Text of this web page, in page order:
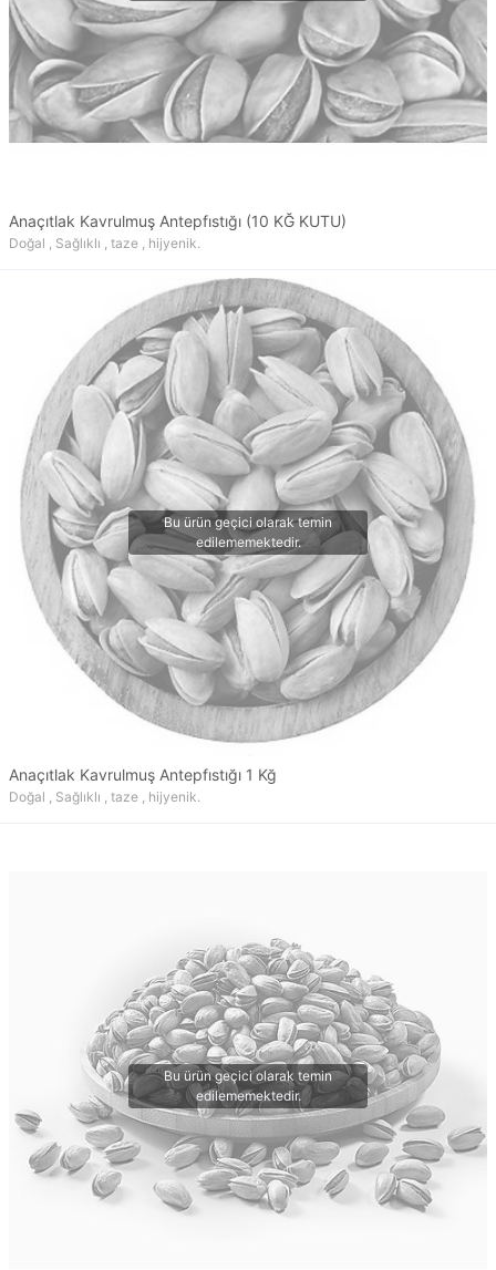
Anaçıtlak Kavrulmuş Antepfıstığı (10 KĞ KUTU)
Doğal , Sağlıklı , taze , hijyenik.
Anaçıtlak Kavrulmuş Antepfıstığı 1 Kğ
Doğal , Sağlıklı , taze , hijyenik.